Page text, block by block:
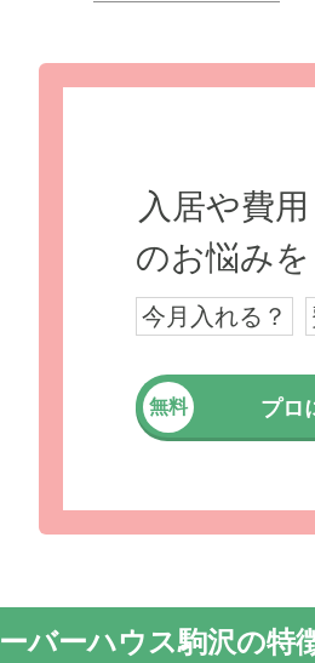
入居や費用
のお悩みを
今月入れる？
無料 プロ
バーハウス駒沢の特